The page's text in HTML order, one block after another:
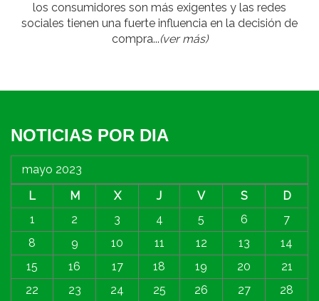
los consumidores son más exigentes y las redes
sociales tienen una fuerte influencia en la decisión de
compra...(ver más)
NOTICIAS POR DIA
mayo 2023
L
M X J V S
D
1
2 3 4 5 6
7
8
9 10 11 12 13
14
15
16 17 18 19 20
21
22
23 24 25 26 27
28